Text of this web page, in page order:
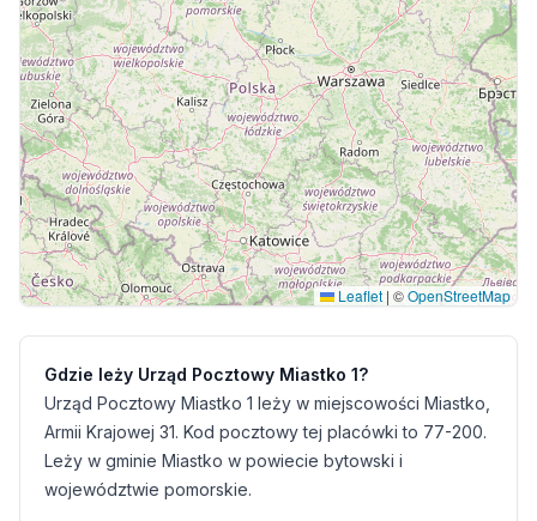
Leaflet | ©OpenStreetMap
Gdzie leży Urząd Pocztowy Miastko 1?
Urząd Pocztowy Miastko 1 leży w miejscowości Miastko,
Armii Krajowej 31. Kod pocztowy tej placówki to 77-200.
Leży w gminie Miastko w powiecie bytowski i
województwie pomorskie.